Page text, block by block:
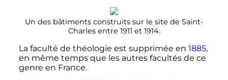
Un des bâtiments construits sur le site de Saint-
Charles entre 1911 et 1914.
La faculté de théologie est supprimée en 1885,
en même temps que les autres facultés de ce
genre en France.